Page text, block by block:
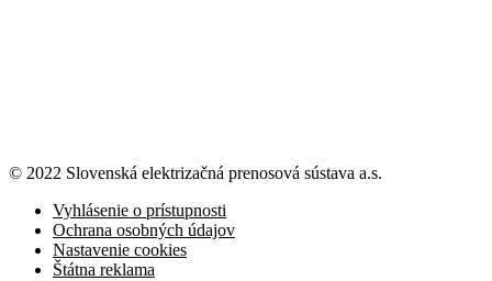
© 2022 Slovenská elektrizačná prenosová sústava a.s.
Vyhlásenie o prístupnosti
Ochrana osobných údajov
Nastavenie cookies
Štátna reklama